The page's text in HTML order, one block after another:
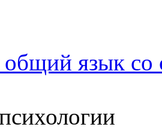
язык со